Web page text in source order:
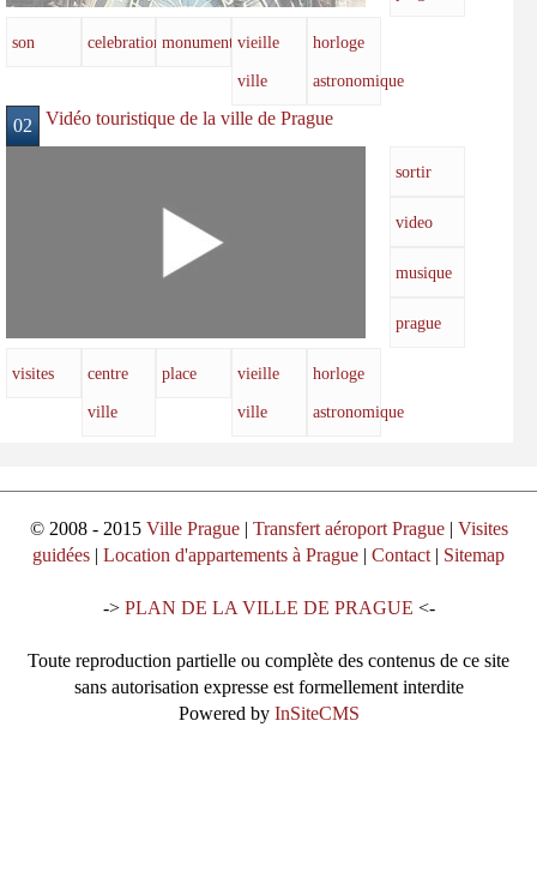
son celebration monumentsvieille
ville
horloge
astronomique
02 Vidéo touristique de la ville de Prague
sortir
video
musique
prague
visites
centre
ville
place
vieille
ville
horloge
astronomique
© 2008 - 2015 Ville Prague| Transfert aéroport Prague| Visites
guidées | Location d'appartements à Prague | Contact | Sitemap
-> PLAN DE LA VILLE DE PRAGUE <-
Toute reproduction partielle ou complète des contenus de ce site
sans autorisation expresse est formellement interdite
Powered by InSiteCMS